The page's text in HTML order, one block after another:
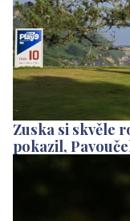
Zuska si skvěle
pokazil,